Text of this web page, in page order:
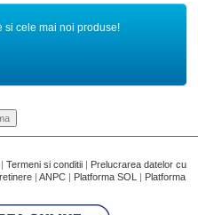
si cele mai noi produse!
| Termeni si conditii | Prelucrarea datelor cu
| ANPC | Platforma SOL | Platforma